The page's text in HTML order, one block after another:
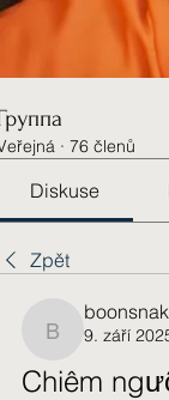
· 76 členů
Diskuse
Zpět
boonsnake3
9. září
Chiêm